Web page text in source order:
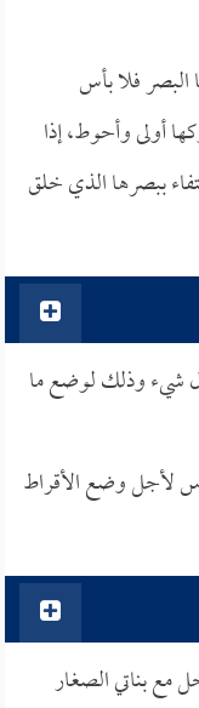
فلا بأس
أولى وأحوط، إذا
ببصرها الذي خلق
شيء وذلك لوضع ما
لأجل وضع الأقراط
مع بناتي الصغار